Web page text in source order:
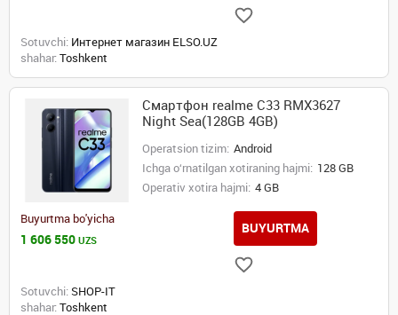
Sotuvchi: Интернет магазин ELSO.UZ
shahar: Toshkent
Смартфон realme C33 RMX3627
Night Sea(128GB 4GB)
Operatsion tizim: Android
Ichga o‘rnatilgan xotiraning hajmi: 128 GB
Operativ xotira hajmi: 4 GB
Buyurtma bo'yicha
1 606 550 UZS
BUYURTMA
Sotuvchi: SHOP-IT
shahar: Toshkent